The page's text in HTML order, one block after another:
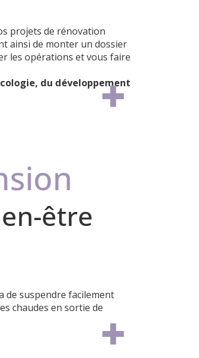
projets de rénovation
ainsi de monter un dossier
les opérations et vous faire
du développement
être
de suspendre facilement
chaudes en sortie de